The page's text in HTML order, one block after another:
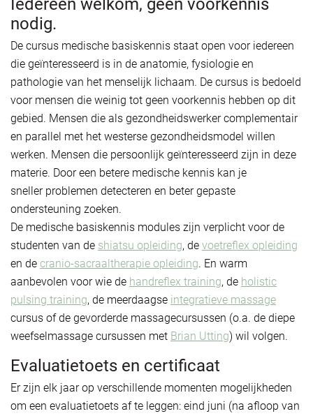
Iedereen welkom, geen voorkennis
nodig.
De cursus medische basiskennis staat open voor iedereen
die geïnteresseerd is in de anatomie, fysiologie en
pathologie van het menselijk lichaam. De cursus is bedoeld
voor mensen die weinig tot geen voorkennis hebben op dit
gebied. Mensen die als gezondheidswerker complementair
en parallel met het westerse gezondheidsmodel willen
werken. Mensen die persoonlijk geïnteresseerd zijn in deze
materie. Door een betere medische kennis kan je
sneller problemen detecteren en beter gepaste
ondersteuning zoeken.
De medische basiskennis modules zijn verplicht voor de
studenten van de shiatsu opleiding, de voetreflex opleiding
en de cranio-sacraaltherapie opleiding. En warm
aanbevolen voor wie de handreflex training, de holistic
pulsing training, de meerdaagse integratieve massage
cursus of de gevorderde massagecursussen (o.a. de diepe
weefselmassage cursussen met Brian Utting) wil volgen.
Evaluatietoets en certificaat
Er zijn elk jaar op verschillende momenten mogelijkheden
om een evaluatietoets af te leggen: eind juni (na afloop van